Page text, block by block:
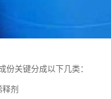
份关键分成以下几类：
剂